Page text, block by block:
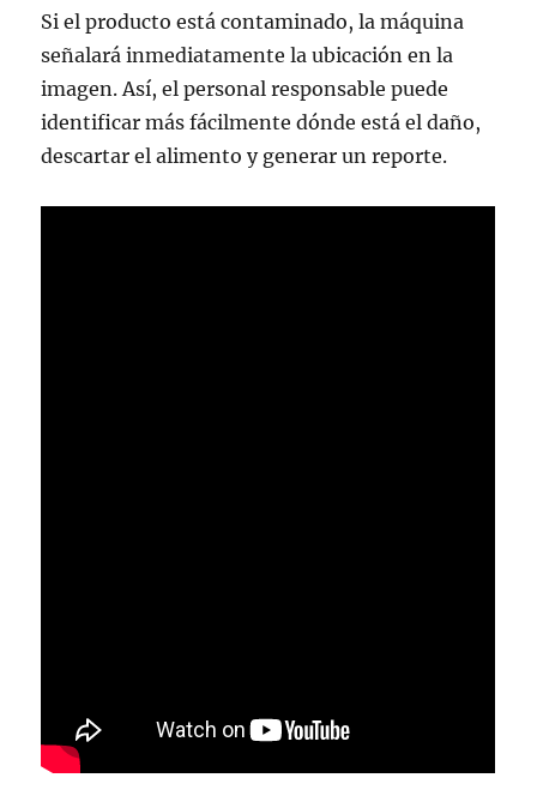
Si el producto está contaminado, la máquina
señalará inmediatamente la ubicación en la
imagen. Así, el personal responsable puede
identificar más fácilmente dónde está el daño,
descartar el alimento y generar un reporte.